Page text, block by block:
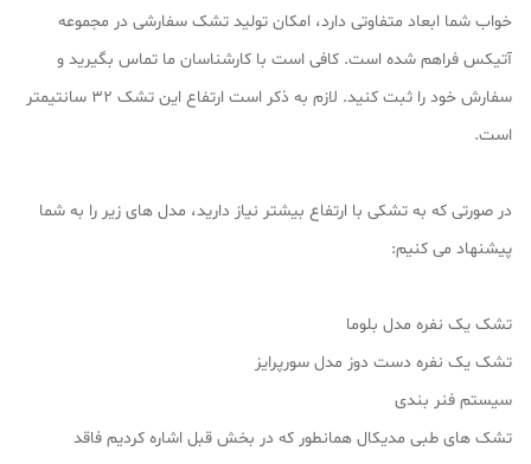
خواب شما ابعاد متفاوتی دارد، امکان تولید تشک سفارشی در مجموعه
آتیکس فراهم شده است. کافی است با کارشناسان ما تماس بگیرید و
سفارش خود را ثبت کنید. لازم به ذکر است ارتفاع این تشک ۳۲ سانتیمتر
است.
در صورتی که به تشکی با ارتفاع بیشتر نیاز دارید، مدل های زیر را به شما
پیشنهاد می کنیم:
تشک یک نفره مدل بلوما
تشک یک نفره دست دوز مدل سورپرایز
سیستم فنر بندی
تشک های طبی مدیکال همانطور که در بخش قبل اشاره کردیم فاقد